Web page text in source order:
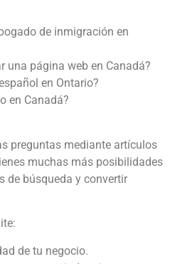
de inmigración en
una página web en Canadá?
en Ontario?
en Canadá?
preguntas mediante artículos
muchas más posibilidades
de búsqueda y convertir
de tu negocio.